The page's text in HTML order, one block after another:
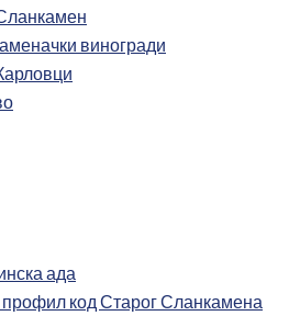
виногради
ада
код Старог Сланкамена